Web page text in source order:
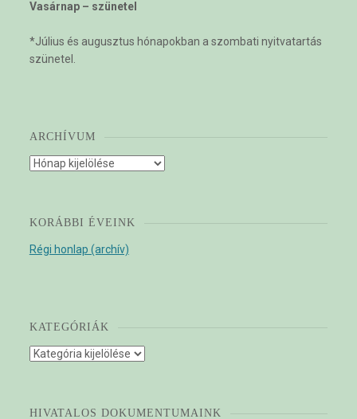
Vasárnap – szünetel
*Július és augusztus hónapokban a szombati nyitvatartás
szünetel.
ARCHÍVUM
Archívum
KORÁBBI ÉVEINK
Régi honlap (archív)
KATEGÓRIÁK
Kategóriák
HIVATALOS DOKUMENTUMAINK